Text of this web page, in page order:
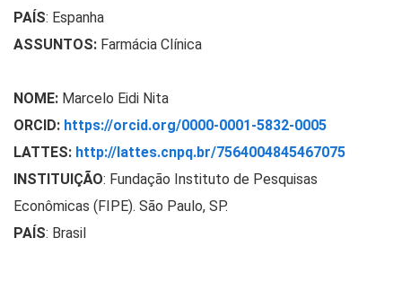
PAÍS: Espanha
ASSUNTOS: Farmácia Clínica
NOME: Marcelo Eidi Nita
ORCID: https://orcid.org/0000-0001-5832-0005
LATTES: http://lattes.cnpq.br/7564004845467075
INSTITUIÇÃO: Fundação Instituto de Pesquisas
Econômicas (FIPE). São Paulo, SP.
PAÍS: Brasil